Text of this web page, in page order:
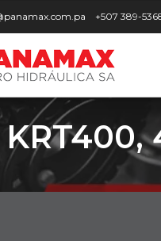
+507 389-